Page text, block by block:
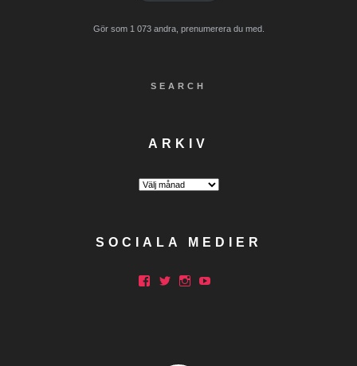
Gör som 1 073 andra, prenumerera du med.
SEARCH
ARKIV
Arkiv
SOCIALA MEDIER
Facebook
Twitter
Instagram